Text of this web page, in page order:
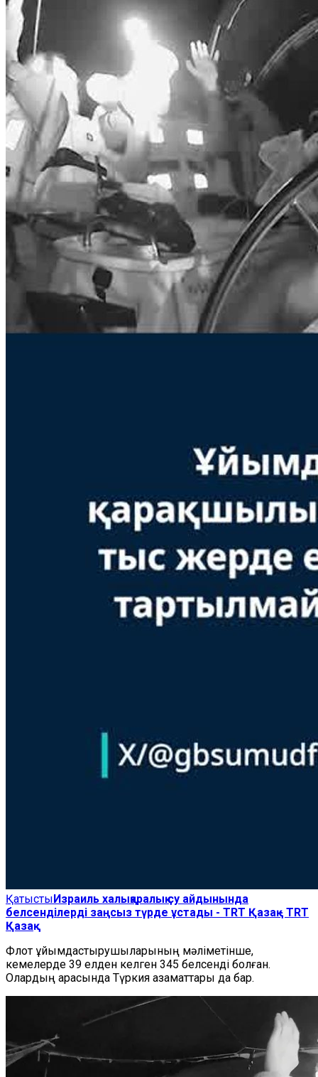
ҚатыстыИзраиль халықаралық су айдынында
белсенділерді заңсыз түрде ұстады - TRT Қазақ - TRT
Қазақ
Флот ұйымдастырушыларының мәліметінше,
кемелерде 39 елден келген 345 белсенді болған.
Олардың арасында Түркия азаматтары да бар.